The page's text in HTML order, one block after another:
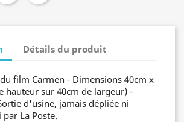
Détails du produit
film Carmen - Dimensions 40cm x
hauteur sur 40cm de largeur) -
d'usine, jamais dépliée ni
La Poste.